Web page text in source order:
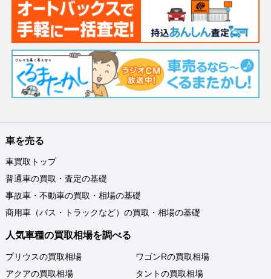
車を売る
車買取トップ
普通車の買取・査定の基礎
事故車・不動車の買取・相場の基礎
商用車（バス・トラックなど）の買取・相場の基礎
人気車種の買取相場を調べる
プリウスの買取相場
アクアの買取相場
ワゴンRの買取相場
タントの買取相場